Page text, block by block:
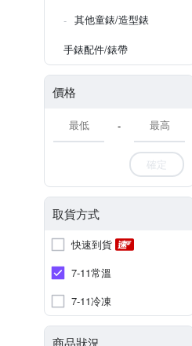
其他童錶/造型錶
手錶配件/錶帶
價格
-
確定
取貨方式
快速到貨
7-11常溫
7-11冷凍
商品狀況